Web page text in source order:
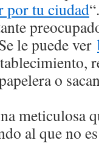
por tu ciudad“.
le puede ver
o
meticulosa
al que no